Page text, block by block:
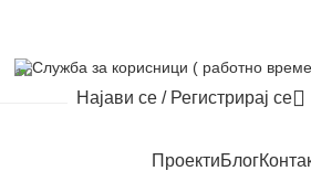
Служба за корисници ( работно
Најави се / Регистрирај се
ПроектиБлог